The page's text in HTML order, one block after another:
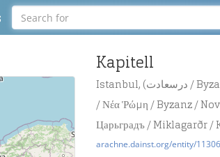
Kapitell
Istanbul, (درسعادت / Byzantion / قسطنطينيه / Βυζάντιον / Constantinopolis / Konstantinopel
/ Νέα Ῥώμη / Byzanz /
Царьградъ / Miklagarðr
arachne.dainst.org/entity/